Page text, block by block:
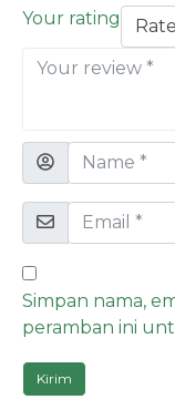
Your rating
Simpan nama,
peramban ini